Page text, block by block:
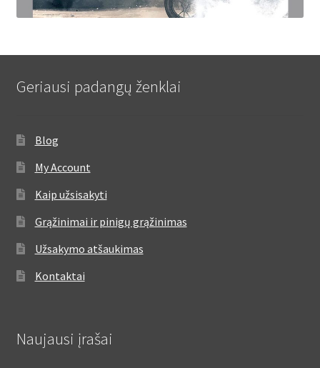
Geriausi padangų ženklai
Blog
My Account
Kaip užsisakyti
Grąžinimai ir pinigų grąžinimas
Užsakymo atšaukimas
Kontaktai
Naujausi įrašai